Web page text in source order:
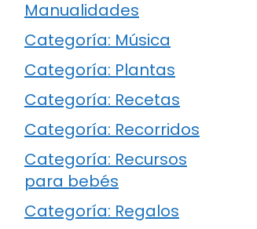
Manualidades
Categoría: Música
Categoría: Plantas
Categoría: Recetas
Categoría: Recorridos
Categoría: Recursos
para bebés
Categoría: Regalos